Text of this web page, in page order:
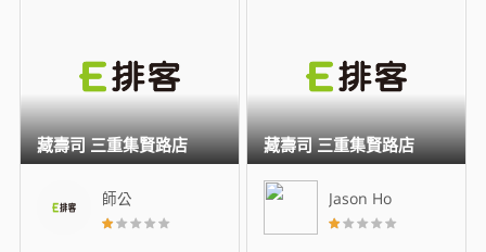
師公
藏壽司 三重集賢路店
Jason Ho
藏壽司 三重集賢路店